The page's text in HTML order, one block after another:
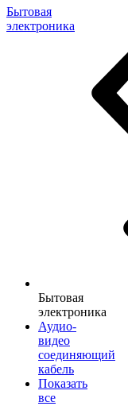
Бытовая
электроника
Бытовая
электроника
Аудио-
видео
соединяющий
кабель
Показать
все